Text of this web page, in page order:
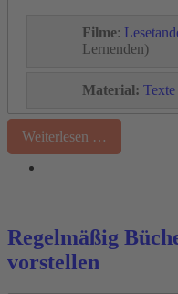
Filme:
Lernenden)
Material: Texte
Weiterlesen …
Regelmäßig
vorstellen